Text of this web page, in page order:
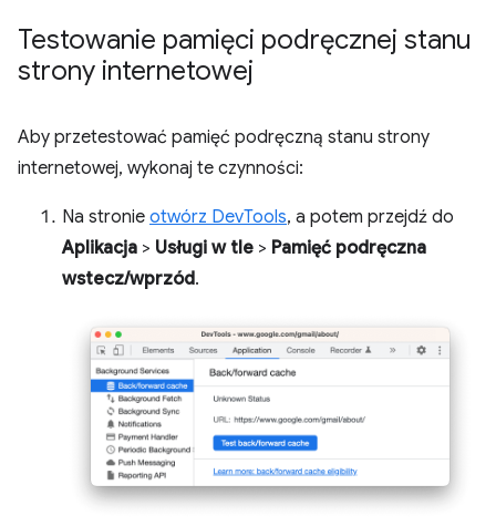
Testowanie pamięci podręcznej stanu
strony internetowej
Aby przetestować pamięć podręczną stanu strony
internetowej, wykonaj te czynności:
Na stronie otwórz DevTools, a potem przejdź do
Aplikacja > Usługi w tle > Pamięć podręczna
wstecz/wprzód.